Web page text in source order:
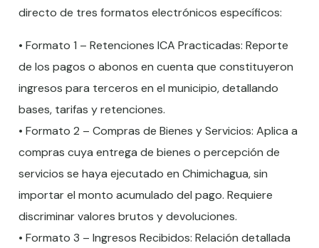
directo de tres formatos electrónicos específicos:
• Formato 1 – Retenciones ICA Practicadas: Reporte
de los pagos o abonos en cuenta que constituyeron
ingresos para terceros en el municipio, detallando
bases, tarifas y retenciones.
• Formato 2 – Compras de Bienes y Servicios: Aplica a
compras cuya entrega de bienes o percepción de
servicios se haya ejecutado en Chimichagua, sin
importar el monto acumulado del pago. Requiere
discriminar valores brutos y devoluciones.
• Formato 3 – Ingresos Recibidos: Relación detallada